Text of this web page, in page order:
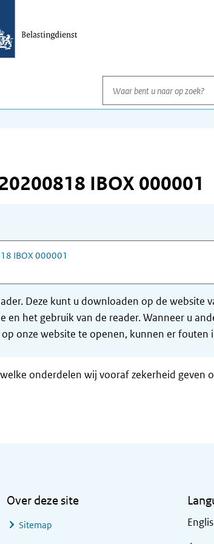
Waar bent u naar op
IBOX 000001
IBOX 000001
Deze kunt u downloaden op de website
het gebruik van de reader. Wanneer u
onze website te openen, kunnen er
onderdelen wij vooraf zekerheid geven
Over deze site
Sitemap